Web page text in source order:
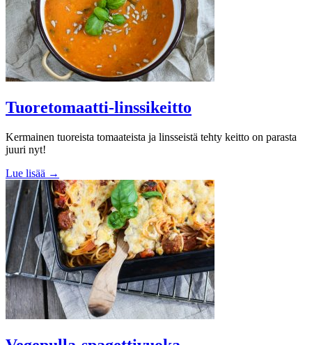
Tuoretomaatti-linssikeitto
Kermainen tuoreista tomaateista ja linsseistä tehty keitto on parasta
juuri nyt!
Lue lisää →